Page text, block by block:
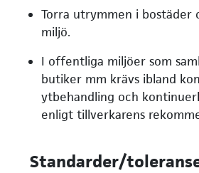
Torra utrymmen i bostäder
miljö.
I offentliga miljöer som
butiker mm krävs ibland
ytbehandling och
enligt tillverkarens
Standarder/